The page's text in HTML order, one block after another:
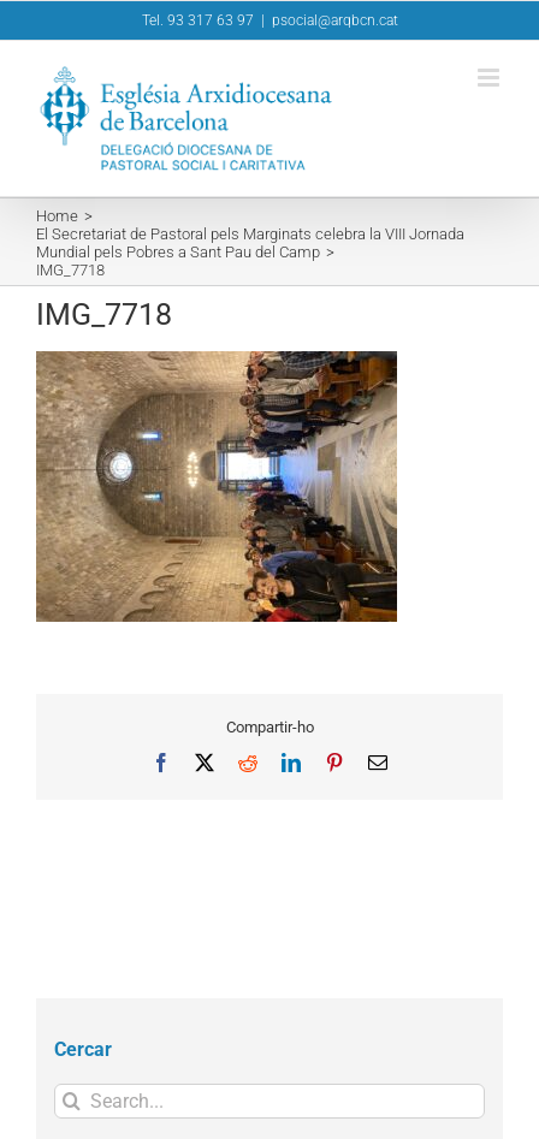
to
Tel. 93 317 63 97 psocial@arqbcn.cat
Home
El Secretariat de Pastoral pels Marginats celebra la VIII Jornada
Mundial pels Pobres a Sant Pau del Camp
IMG_7718
IMG_7718
Compartir-ho
Facebook RedditLinkedInPinterestEmail
Cercar
Search
for: